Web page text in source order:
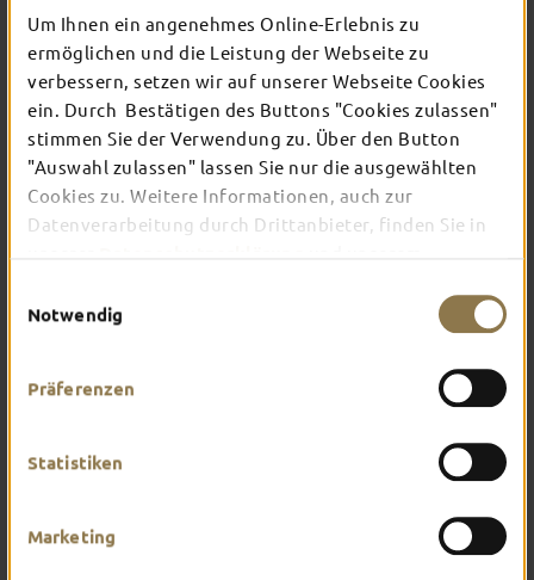
Um Ihnen ein angenehmes Online-Erlebnis zu
ermöglichen und die Leistung der Webseite zu
verbessern, setzen wir auf unserer Webseite Cookies
ein. Durch Bestätigen des Buttons "Cookies zulassen"
stimmen Sie der Verwendung zu. Über den Button
"Auswahl zulassen" lassen Sie nur die ausgewählten
Cookies zu. Weitere Informationen, auch zur
Datenverarbeitung durch Drittanbieter, finden Sie in
Notwendig
Präferenzen
Statistiken
Marketing
TOP-EVENTS
In Fulda ist irgendwo immer etwas los: Ob
Konzert, Musical, Erlebnis-Stadtführung oder
Theater – entdecke hier aktuelle Veranstaltungen
und Highlights in und um Fulda.